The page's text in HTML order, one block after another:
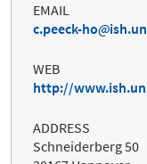
EMAIL
c.peeck-ho
WEB
http://
ADDRESS
Schneiderberg 50